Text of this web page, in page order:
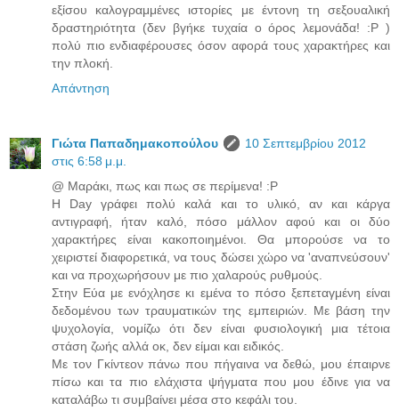
εξίσου καλογραμμένες ιστορίες με έντονη τη σεξουαλική
δραστηριότητα (δεν βγήκε τυχαία ο όρος λεμονάδα! :P )
πολύ πιο ενδιαφέρουσες όσον αφορά τους χαρακτήρες και
την πλοκή.
Απάντηση
Γιώτα Παπαδημακοπούλου
10 Σεπτεμβρίου 2012
στις 6:58 μ.μ.
@ Μαράκι, πως και πως σε περίμενα! :P
Η Day γράφει πολύ καλά και το υλικό, αν και κάργα
αντιγραφή, ήταν καλό, πόσο μάλλον αφού και οι δύο
χαρακτήρες είναι κακοποιημένοι. Θα μπορούσε να το
χειριστεί διαφορετικά, να τους δώσει χώρο να 'αναπνεύσουν'
και να προχωρήσουν με πιο χαλαρούς ρυθμούς.
Στην Εύα με ενόχλησε κι εμένα το πόσο ξεπεταγμένη είναι
δεδομένου των τραυματικών της εμπειριών. Με βάση την
ψυχολογία, νομίζω ότι δεν είναι φυσιολογική μια τέτοια
στάση ζωής αλλά οκ, δεν είμαι και ειδικός.
Με τον Γκίντεον πάνω που πήγαινα να δεθώ, μου έπαιρνε
πίσω και τα πιο ελάχιστα ψήγματα που μου έδινε για να
καταλάβω τι συμβαίνει μέσα στο κεφάλι του.